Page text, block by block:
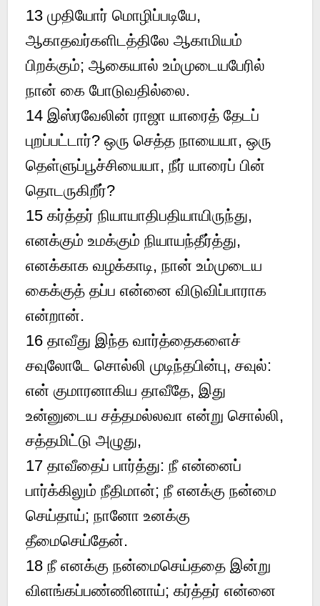
13முதியோர் மொழிப்படியே,
ஆகாதவர்களிடத்திலே ஆகாமியம்
பிறக்கும்; ஆகையால் உம்முடையபேரில்
நான் கை போடுவதில்லை.
14இஸ்ரவேலின் ராஜா யாரைத் தேடப்
புறப்பட்டார்? ஒரு செத்த நாயையா, ஒரு
தெள்ளுப்பூச்சியையா, நீர் யாரைப் பின்
தொடருகிறீர்?
15கர்த்தர் நியாயாதிபதியாயிருந்து,
எனக்கும் உமக்கும் நியாயந்தீர்த்து,
எனக்காக வழக்காடி, நான் உம்முடைய
கைக்குத் தப்ப என்னை விடுவிப்பாராக
என்றான்.
16தாவீது இந்த வார்த்தைகளைச்
சவுலோடே சொல்லி முடிந்தபின்பு, சவுல்:
என் குமாரனாகிய தாவீதே, இது
உன்னுடைய சத்தமல்லவா என்று சொல்லி,
சத்தமிட்டு அழுது,
17தாவீதைப் பார்த்து: நீ என்னைப்
பார்க்கிலும் நீதிமான்; நீ எனக்கு நன்மை
செய்தாய்; நானோ உனக்கு
தீமைசெய்தேன்.
18நீ எனக்கு நன்மைசெய்ததை இன்று
விளங்கப்பண்ணினாய்; கர்த்தர் என்னை